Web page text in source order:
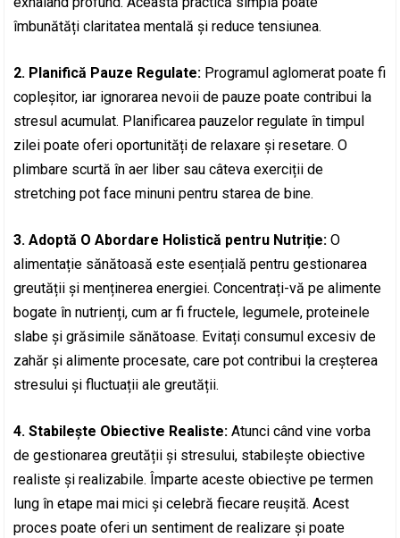
îmbunătăți claritatea mentală și reduce tensiunea.
2. Planifică Pauze Regulate: Programul aglomerat poate fi
copleșitor, iar ignorarea nevoii de pauze poate contribui la
stresul acumulat. Planificarea pauzelor regulate în timpul
zilei poate oferi oportunități de relaxare și resetare. O
plimbare scurtă în aer liber sau câteva exerciții de
stretching pot face minuni pentru starea de bine.
3. Adoptă O Abordare Holistică pentru Nutriție: O
alimentație sănătoasă este esențială pentru gestionarea
greutății și menținerea energiei. Concentrați-vă pe alimente
bogate în nutrienți, cum ar fi fructele, legumele, proteinele
slabe și grăsimile sănătoase. Evitați consumul excesiv de
zahăr și alimente procesate, care pot contribui la creșterea
stresului și fluctuații ale greutății.
4. Stabilește Obiective Realiste: Atunci când vine vorba
de gestionarea greutății și stresului, stabilește obiective
realiste și realizabile. Împarte aceste obiective pe termen
lung în etape mai mici și celebră fiecare reușită. Acest
proces poate oferi un sentiment de realizare și poate